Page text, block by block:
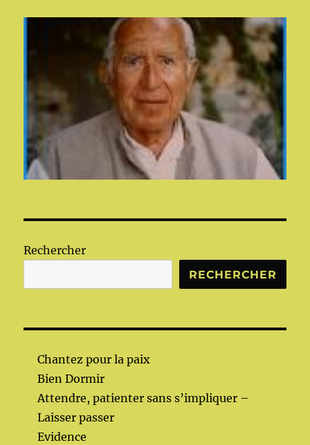
Rechercher
RECHERCHER
Chantez pour la paix
Bien Dormir
Attendre, patienter sans s’impliquer –
Laisser passer
Evidence